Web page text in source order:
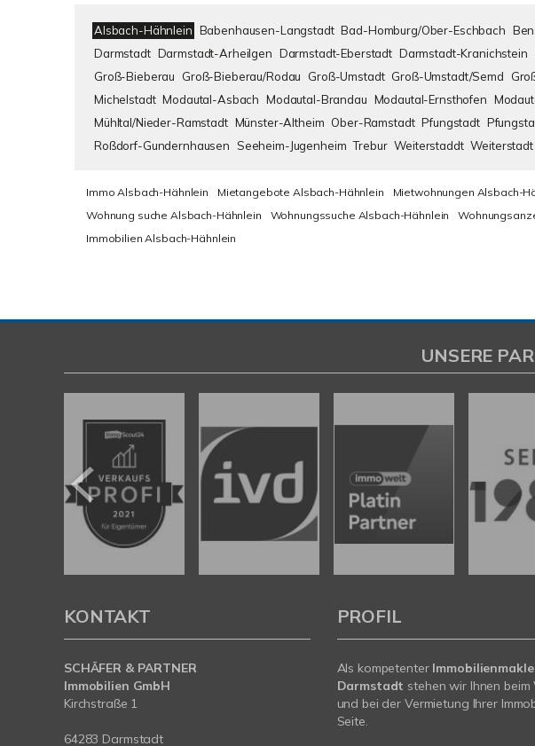
Alsbach-Hähnlein Babenhausen-Langstadt Bad-Homburg/Ober-Eschbach
Darmstadt Darmstadt-Arheilgen Darmstadt-Eberstadt Darmstadt-Kranichstein
Groß-Bieberau
Groß-Bieberau/Rodau Groß-Umstadt Groß-Umstadt/Semd
Michelstadt Modautal-Asbach Modautal-Brandau Modautal-Ernsthofen
Mühltal/Nieder-Ramstadt Münster-Altheim Ober-Ramstadt Pfungstadt
Roßdorf-Gundernhausen Seeheim-Jugenheim Trebur Weiterstaddt Weiterstadt
Immo Alsbach-Hähnlein Mietangebote Alsbach-Hähnlein Mietwohnungen Alsbach-
Wohnung suche Alsbach-Hähnlein
Wohnungssuche Alsbach-Hähnlein
Immobilien Alsbach-Hähnlein
UNSERE
KONTAKT
SCHÄFER & PARTNER
Immobilien GmbH
Kirchstraße 1
64283 Darmstadt
PROFIL
Als kompetenter
Darmstadt stehen wir Ihnen beim
und bei der Vermietung Ihrer
Seite.